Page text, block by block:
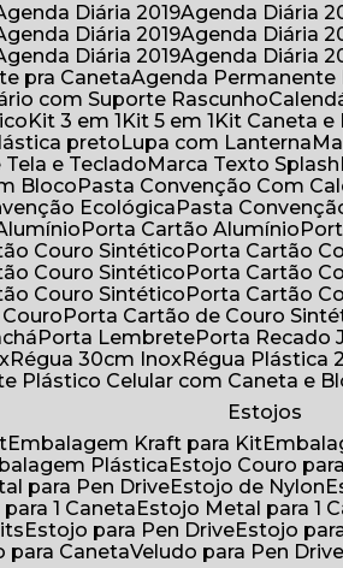
Agenda Diária 2019 Agenda Diária
Agenda Diária 2019 Agenda Diária
Agenda Diária 2019
Agenda Diária
pra Caneta
Agenda
com Suporte Rascunho
Kit 3 em 1 Kit 5 em 1 Kit Caneta
preto Lupa com Lanterna
e Teclado
Marca Texto Splash
Bloco Pasta Convenção Com
Ecológica Pasta
Porta Cartão Alumínio
Couro Sintético Porta Cartão
Couro Sintético Porta Cartão
Couro Sintético Porta Cartão
Couro Porta Cartão de Couro
Porta Lembrete Porta Recado
Régua 30cm Inox Régua Plástica
Plástico Celular com Caneta e
Estojos
Embalagem Kraft para Kit
Plástica Estojo Couro
para Pen Drive Estojo de Nylon
para 1 Caneta Estojo Metal para 1
Estojo para Pen Drive Estojo
para Caneta Veludo para Pen